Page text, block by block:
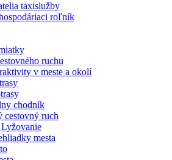
taxislužby
roľník
ruchu
v meste a okolí
chodník
cestovný ruch
Lyžovanie
mesta